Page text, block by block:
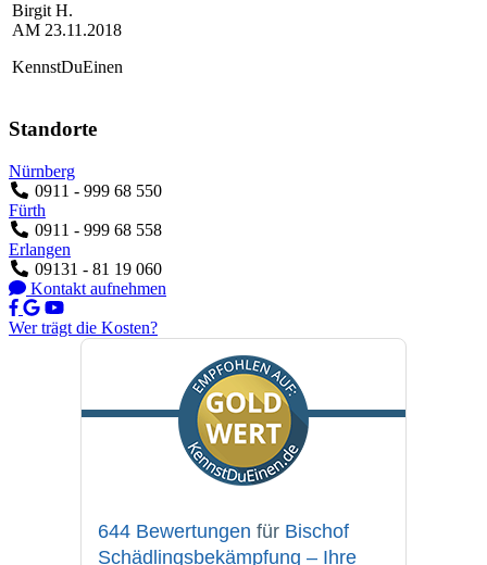
Birgit H.
AM 23.11.2018
KennstDuEinen
Standorte
Nürnberg
0911 - 999 68 550
Fürth
0911 - 999 68 558
Erlangen
09131 - 81 19 060
Kontakt aufnehmen
Wer trägt die Kosten?
644 Bewertungen für Bischof
Schädlingsbekämpfung – Ihre